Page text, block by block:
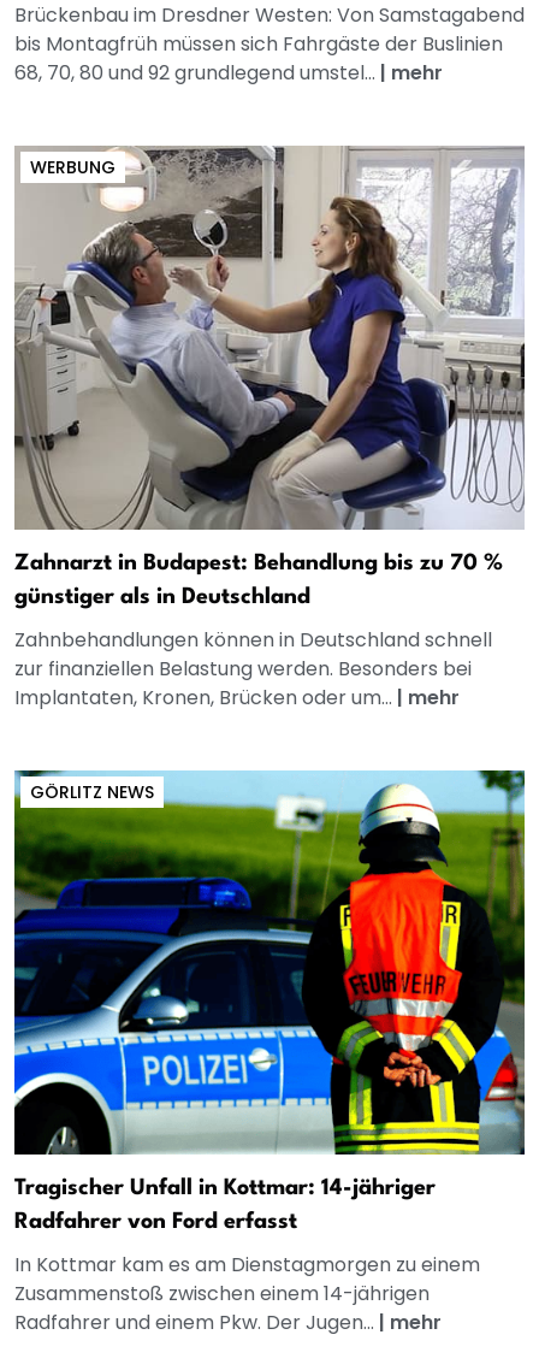
Brückenbau im Dresdner Westen: Von Samstagabend
bis Montagfrüh müssen sich Fahrgäste der Buslinien
68, 70, 80 und 92 grundlegend umstel... | mehr
WERBUNG
Zahnarzt in Budapest: Behandlung bis zu 70 %
günstiger als in Deutschland
Zahnbehandlungen können in Deutschland schnell
zur finanziellen Belastung werden. Besonders bei
Implantaten, Kronen, Brücken oder um... | mehr
GÖRLITZ NEWS
Tragischer Unfall in Kottmar: 14-jähriger
Radfahrer von Ford erfasst
In Kottmar kam es am Dienstagmorgen zu einem
Zusammenstoß zwischen einem 14-jährigen
Radfahrer und einem Pkw. Der Jugen... | mehr